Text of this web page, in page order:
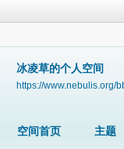
冰凌草的个人空间
https://www.nebulis.org/
空间首页 主题